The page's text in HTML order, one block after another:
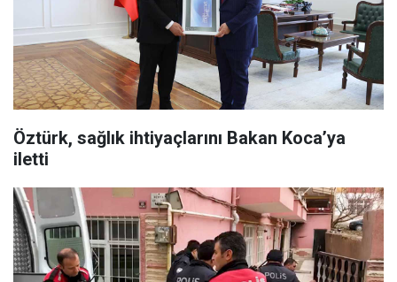
Öztürk, sağlık ihtiyaçlarını Bakan Koca’ya
iletti